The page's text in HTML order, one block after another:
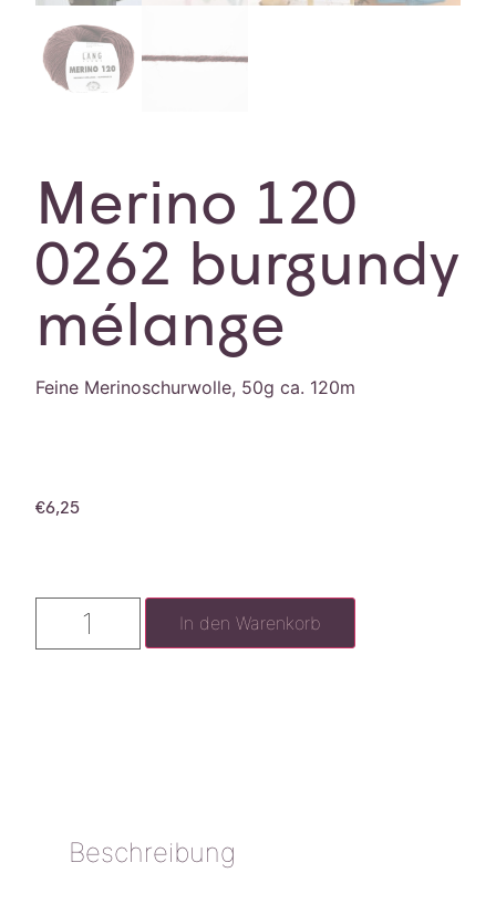
Merino 120
0262 burgundy
mélange
Feine Merinoschurwolle, 50g ca. 120m
€6,25
In den Warenkorb
Beschreibung